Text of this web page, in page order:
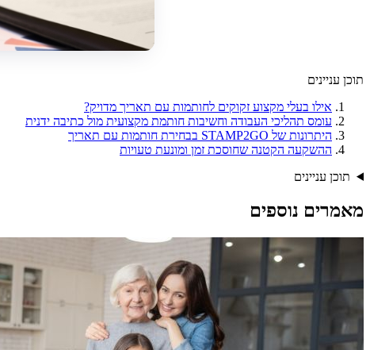
תוכן עניינים
אילו בעלי מקצוע זקוקים לחותמות עם תאריך מדויק?
עומס תהליכי העבודה וחשיבות חותמת מקצועית מול כתיבה ידנית
היתרונות של STAMP2GO בבחירת חותמות עם תאריך
ההשקעה הקטנה שחוסכת זמן ומונעת טעויות
תוכן עניינים
מאמרים נוספים